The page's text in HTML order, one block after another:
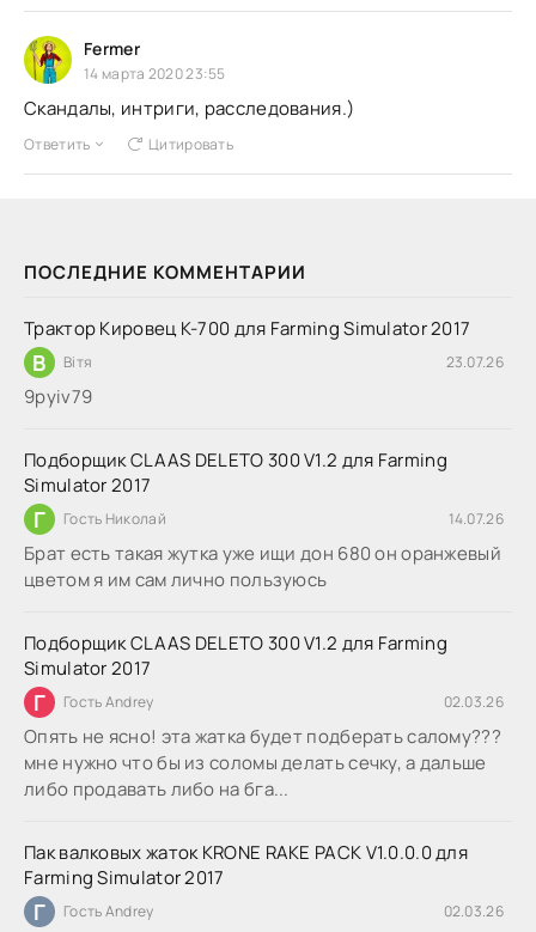
ПОСЛЕДНИЕ КОММЕНТАРИИ
Трактор Кировец К-700 для Farming Simulator 2017
В Вітя 23.07.26
9руіv79
Подборщик CLAAS DELETO 300 V1.2 для Farming
Simulator 2017
Г Гость Николай 14.07.26
Брат есть такая жутка уже ищи дон 680 он оранжевый
цветом я им сам лично пользуюсь
Подборщик CLAAS DELETO 300 V1.2 для Farming
Simulator 2017
Г Гость Andrey 02.03.26
Опять не ясно! эта жатка будет подберать салому???
мне нужно что бы из соломы делать сечку, а дальше
либо продавать либо на бга...
Пак валковых жаток KRONE RAKE PACK V1.0.0.0 для
Farming Simulator 2017
Г Гость Andrey 02.03.26
Fermer
14 марта 2020 23:55
Скандалы, интриги, расследования.)
Ответить Цитировать